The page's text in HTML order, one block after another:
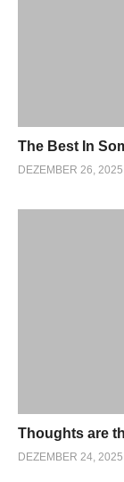
The Best In
DEZEMBER 26, 2025
Thoughts are
DEZEMBER 24, 2025